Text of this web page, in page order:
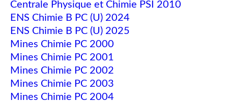
Centrale Physique et Chimie PSI 2010
ENS Chimie B PC (U) 2024
ENS Chimie B PC (U) 2025
Mines Chimie PC 2000
Mines Chimie PC 2001
Mines Chimie PC 2002
Mines Chimie PC 2003
Mines Chimie PC 2004